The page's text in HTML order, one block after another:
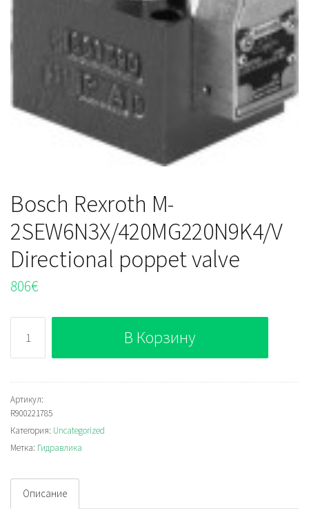
Bosch Rexroth M-
2SEW6N3X/420MG220N9K4/V
Directional poppet valve
806€
Bosch
Rexroth
M-
2SEW6N3X/420MG220N9K4/V
Directional
poppet
В Корзину
Артикул:
R900221785
Категория: Uncategorized
Метка: Гидравлика
Описание